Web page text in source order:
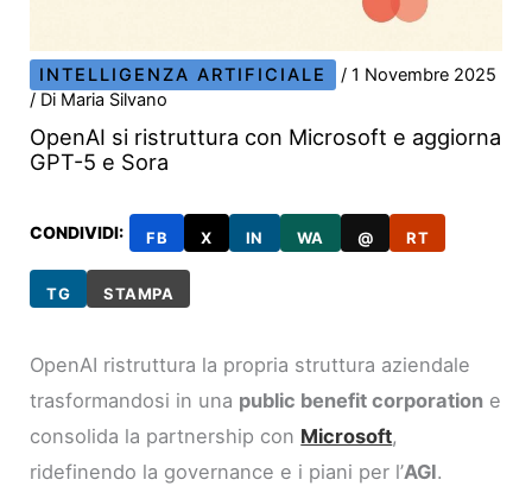
INTELLIGENZA ARTIFICIALE /1 Novembre 2025
/ Di Maria Silvano
OpenAI si ristruttura con Microsoft e aggiorna
GPT-5 e Sora
CONDIVIDI: FB X IN WA @ RT
TG STAMPA
OpenAI ristruttura la propria struttura aziendale
trasformandosi in una public benefit corporation e
consolida la partnership con Microsoft,
ridefinendo la governance e i piani per l’AGI.